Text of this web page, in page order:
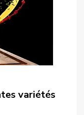
variétés